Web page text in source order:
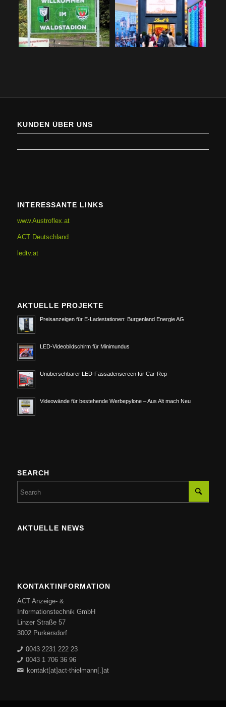
KUNDEN ÜBER UNS
INTERESSANTE LINKS
www.Austroflex.at
ACT Deutschland
ledtv.at
AKTUELLE PROJEKTE
Preisanzeigen für E-Ladestationen: Burgenland Energie AG
LED-Videobildschirm für Minimundus
Unübersehbarer LED-Fassadenscreen für Car-Rep
Videowände für bestehende Werbepylone – Aus Alt mach Neu
SEARCH
AKTUELLE NEWS
KONTAKTINFORMATION
ACT Anzeige- &
Informationstechnik GmbH
Linzer Straße 57
3002 Purkersdorf
0043 2231 222 23
0043 1 706 36 96
kontakt[at]act-thielmann[.]at